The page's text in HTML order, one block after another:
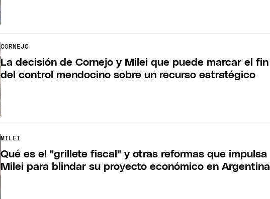
CORNEJO
La decisión de Cornejo y Milei que puede marcar el fin
del control mendocino sobre un recurso estratégico
MILEI
Qué es el "grillete fiscal" y otras reformas que impulsa
Milei para blindar su proyecto económico en Argentina